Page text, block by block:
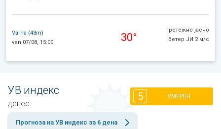
Varna (43m)
ven 07/08, 15:00
30°
претежно јасно
Ветер ЈИ 2 м/с
УВ индекс
денес
5 УМЕРЕН
Прогноза на УВ индекс за 6 дена